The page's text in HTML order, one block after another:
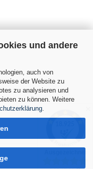
und andere
auch von
der Website zu
zu analysieren und
zu können. Weitere